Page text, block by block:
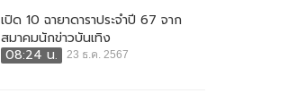
เปิด 10 ฉายาดาราประจำปี 67 จาก
สมาคมนักข่าวบันเทิง
08:24 น.
23 ธ.ค. 2567